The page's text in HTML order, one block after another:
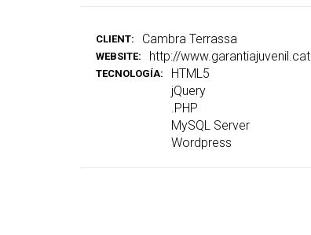
CLIENT: Cambra Terrassa
WEBSITE: http://www.garantiajuvenil.cat
TECNOLOGÍA:
HTML5
jQuery
.PHP
MySQL Server
Wordpress